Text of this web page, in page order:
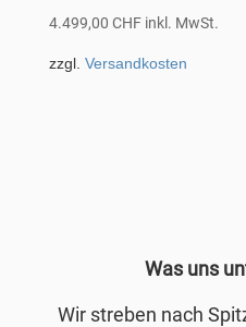
4.499,00 CHF inkl. MwSt.
zzgl. Versandkosten
Was uns
Wir streben nach